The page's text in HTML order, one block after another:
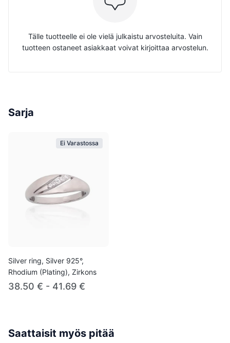
Tälle tuotteelle ei ole vielä julkaistu arvosteluita. Vain
tuotteen ostaneet asiakkaat voivat kirjoittaa arvostelun.
Sarja
Ei Varastossa
Silver ring, Silver 925°,
Rhodium (Plating), Zirkons
38.50 € - 41.69 €
Saattaisit myös pitää